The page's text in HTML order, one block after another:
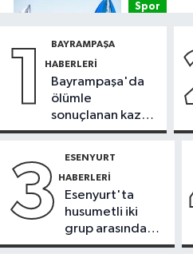
Spor
Yelken
sonuçları
tavsiyesi
1 BAYRAMPAŞA
HABERLERI
Bayrampaşa'da
ölümle
sonuçlanan kaza:
Sürücü
3 ESENYURT
HABERLERI
Esenyurt'ta
husumetli iki
grup arasında
silahlı kavga